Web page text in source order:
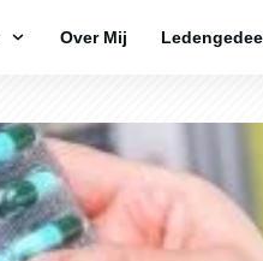
Over Mij